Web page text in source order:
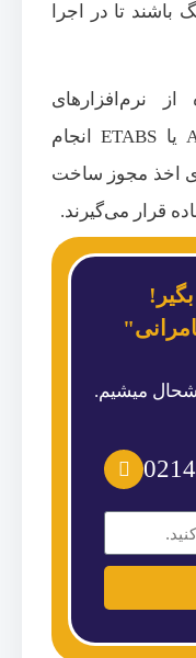
تا در اجرا
نرم‌افزارهای
تخصصی مانند AutoCAD، Revit یا ETABS انجام
اخذ مجوز ساخت
قرار می‌گیرند.
میشیم.